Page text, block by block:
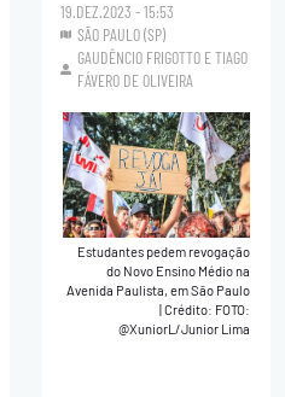
19.DEZ.2023 - 15:53
SÃO PAULO (SP)
GAUDÊNCIO FRIGOTTO ETIAGO
FÁVERO DE OLIVEIRA
Estudantes pedem revogação
do Novo Ensino Médio na
Avenida Paulista, em São Paulo
|Crédito: FOTO:
@XuniorL/Junior Lima